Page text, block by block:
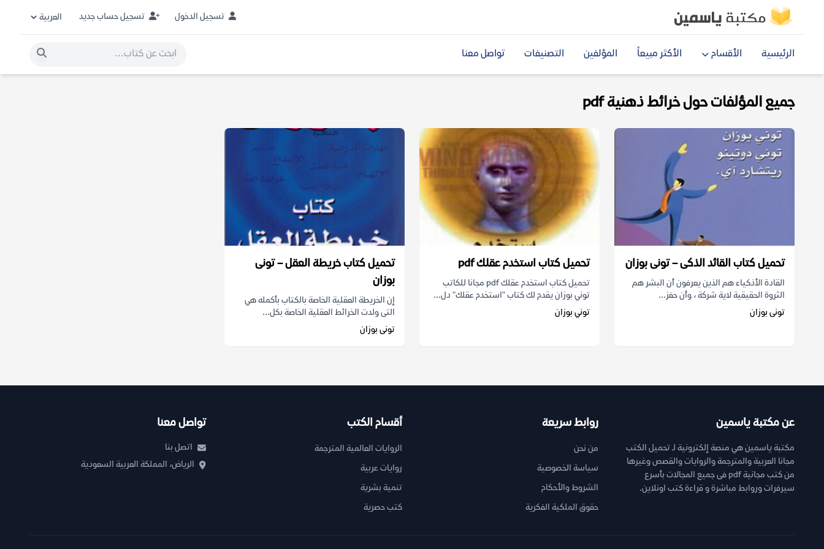
تسجيل الدخول تسجيل حساب جديد
الرئيسية الأقسام الأكثر مبيعاً المؤلفين التصنيفات تواصل معنا
جميع المؤلفات حول خرائط ذهنية pdf
تحميل كتاب القائد الذكى – تونى بوزان
القادة الأذكياء هم الذين يعرفون أن البشر هم
الثروة الحقيقية لاية شركة ، وأن حفز...
تونى بوزان
تحميل كتاب استخدم عقلك pdf
تحميل كتاب استخدم عقلك pdf مجانا للكاتب
توني بوزان يقدم لك كتاب "استخدم عقلك" دل...
توني بوزان
تحميل كتاب خريطة العقل – تونى
بوزان
إن الخريطة العقلية الخاصة بالكتاب بأكمله هي
التى ولدت الخرائط العقلية الخاصة بكل...
تونى بوزان
عن مكتبة ياسمين
مكتبة ياسمين هي منصة إلكترونية لـ تحميل الكتب
مجانا العربية والمترجمة والروايات والقصص وغيرها
من كتب مجانية pdf فى جميع المجالات بأسرع
سيرفرات وروابط مباشرة و قراءة كتب اونلاين.
روابط سريعة
من نحن
سياسة الخصوصية
الشروط والأحكام
حقوق الملكية الفكرية
أقسام الكتب
الروايات العالمية المترجمة
روايات عربية
تنمية بشرية
كتب حصرية
تواصل معنا
اتصل بنا
الرياض، المملكة العربية السعودية